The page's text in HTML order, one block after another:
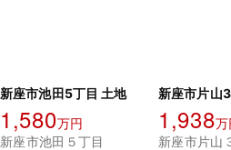
新座市池田5丁目 土地
1,580万円
新座市池田５丁目
新座市片山
1,938万
新座市片山